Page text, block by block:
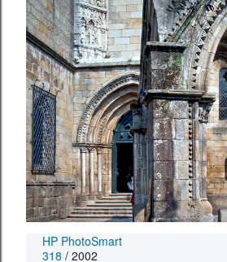
HP PhotoSmart
318 / 2002